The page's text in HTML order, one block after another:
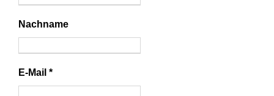
Nachname
E-Mail *